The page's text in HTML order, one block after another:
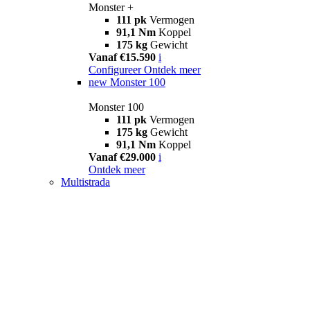
Monster +
111 pk Vermogen
91,1 Nm Koppel
175 kg Gewicht
Vanaf €15.590 i
Configureer Ontdek meer
new Monster 100
Monster 100
111 pk Vermogen
175 kg Gewicht
91,1 Nm Koppel
Vanaf €29.000 i
Ontdek meer
Multistrada